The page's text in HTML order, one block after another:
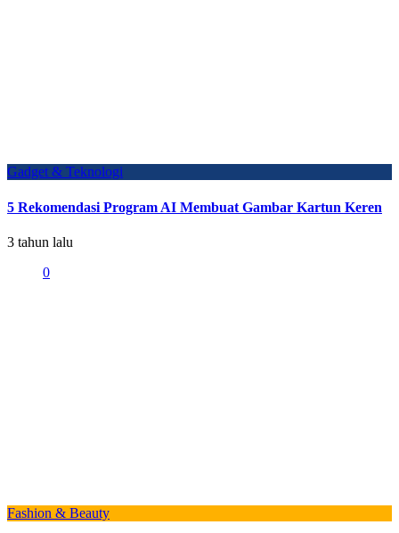
Gadget & Teknologi
5 Rekomendasi Program AI Membuat Gambar Kartun Keren
3 tahun lalu
0
Fashion & Beauty